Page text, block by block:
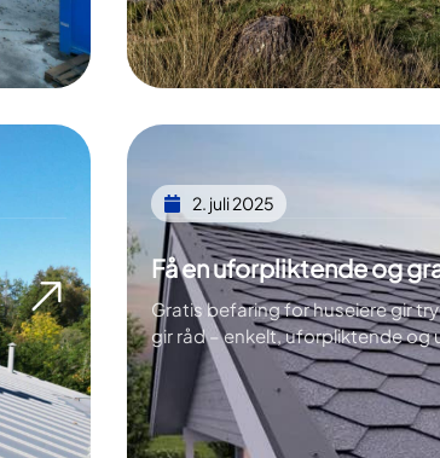
2. juli 2025
Få en uforpliktende og
Gratis befaring for huseiere gir
gir råd – enkelt, uforpliktende og